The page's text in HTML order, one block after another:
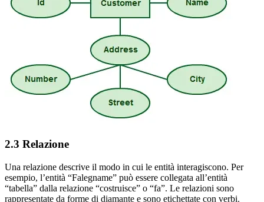
2.3 Relazione
Una relazione descrive il modo in cui le entità interagiscono. Per
esempio, l’entità “Falegname” può essere collegata all’entità
“tabella” dalla relazione “costruisce” o “fa”. Le relazioni sono
rappresentate da forme di diamante e sono etichettate con verbi.